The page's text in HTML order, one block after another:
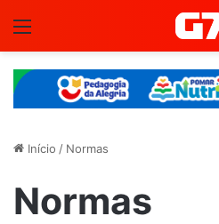
Início / Normas
Normas